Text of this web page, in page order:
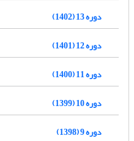
دوره 13 (1402)
دوره 12 (1401)
دوره 11 (1400)
دوره 10 (1399)
دوره 9 (1398)